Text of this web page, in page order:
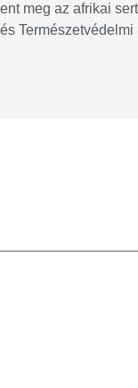
meg az afrikai